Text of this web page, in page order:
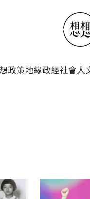
政策地緣政經社會人